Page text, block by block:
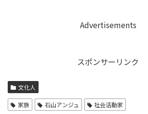
Advertisements
スポンサーリンク
文化人
家族 石山アンジュ 社会活動家